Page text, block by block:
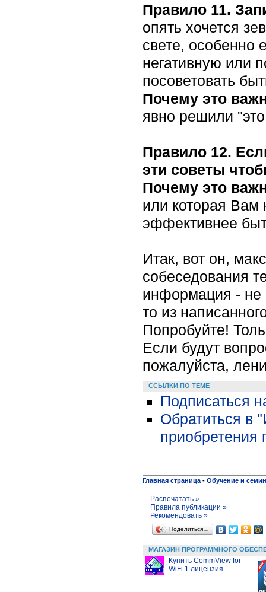
Правило 11.
опять хочется
свете, особенно
негативную или
посоветовать
Почему это
явно решили
Правило 12.
эти советы
Почему это
или которая Вам
эффективнее
Итак, вот он,
собеседования
информация - не
то из
Попробуйте!
Если будут
пожалуйста,
ССЫЛКИ ПО ТЕМЕ
Подписаться
Обратиться в
приобретения
Главная страница - Обучение и
Распечатать »
Правила публикации »
Рекомендовать »
Поделиться…
МАГАЗИН ПРОГРАММНОГО
Купить CommView for
WiFi 1 лицензия